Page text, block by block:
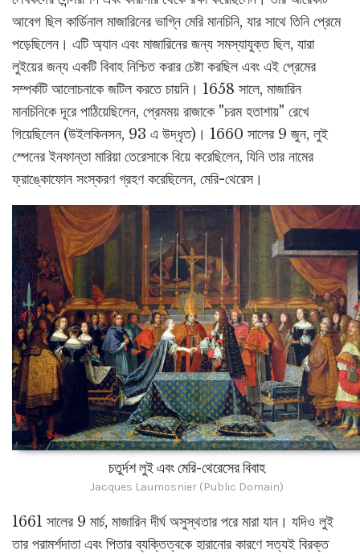
আবেগ ছিল কার্ডিনাল মাজারিনের ভাগ্নি মেরি মানচিনি, যার সাথে তিনি প্রেমে
পড়েছিলেন। এটি অ্যান এবং মাজারিনের জন্য সমস্যাযুক্ত ছিল, যারা
লুইয়ের জন্য একটি বিবাহ নিশ্চিত করার চেষ্টা করছিল এবং এই প্রেমের
সম্পর্কটি আলোচনাকে জটিল করতে চায়নি। 1658 সালে, মাজারিন
মানচিনিকে দূরে পাঠিয়েছিলেন, প্রেমময় রাজাকে "চরম হতাশায়" রেখে
গিয়েছিলেন (উইলকিনসন, 93 এ উদ্ধৃত)। 1660 সালের 9 জুন, লুই
স্পেনের ইনফান্তা মারিয়া তেরেসাকে বিয়ে করেছিলেন, যিনি তার নামের
ফ্রাঙ্কোফোন সংস্করণ গ্রহণ করেছিলেন, মেরি-থেরেস।
চতুর্দশ লুই এবং মেরি-থেরেসের বিবাহ
Jacques Laumosnier (Public Domain)
1661 সালের 9 মার্চ, মাজারিন দীর্ঘ অসুস্থতার পরে মারা যান। যদিও লুই
তার পরামর্শদাতা এবং পিতার ব্যক্তিত্বকে হারানোর কারণে সত্যই বিরক্ত